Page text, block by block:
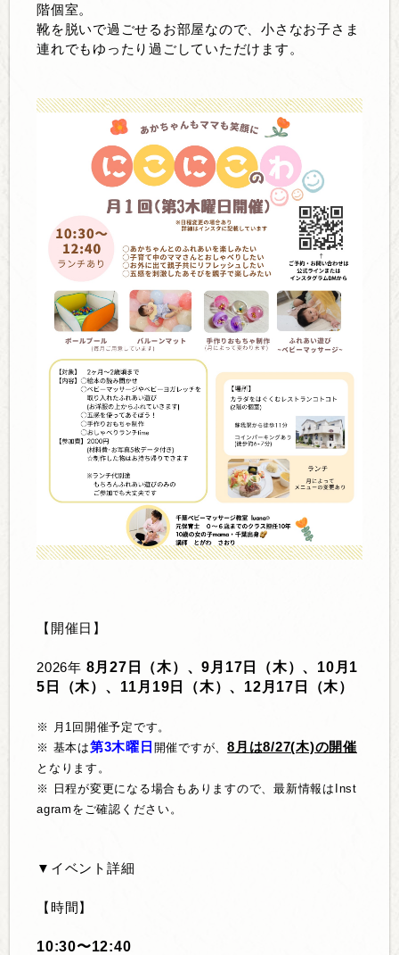
階個室。
靴を脱いで過ごせるお部屋なので、小さなお子さま
連れでもゆったり過ごしていただけます。
【開催日】
2026年 8月27日（木）、9月17日（木）、10月1
5日（木）、11月19日（木）、12月17日（木）
※ 月1回開催予定です。
※ 基本は第3木曜日 開催ですが、8月は8/27(木)の開催
となります。
※ 日程が変更になる場合もありますので、最新情報はInst
agramをご確認ください。
▼イベント詳細
【時間】
10:30〜12:40